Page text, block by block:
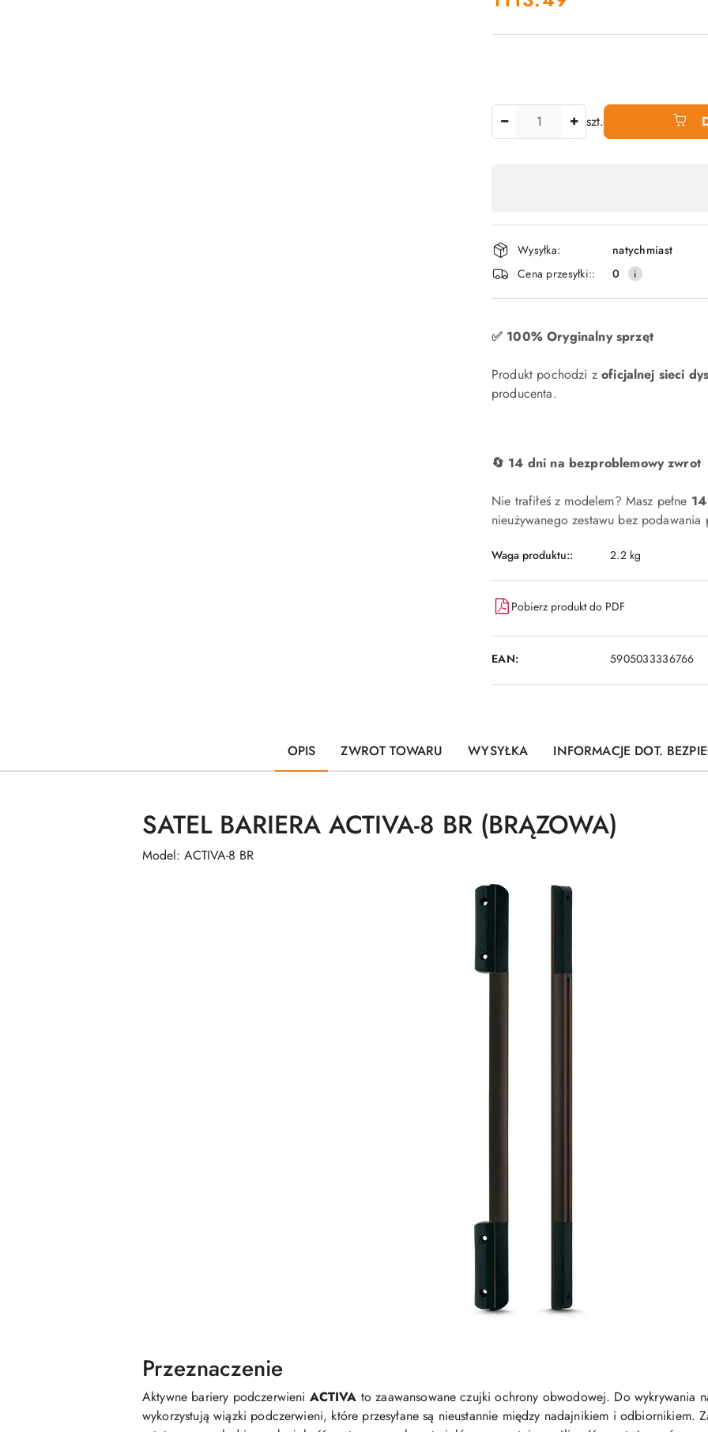
szt.
,
płatność
i
dostawa
Wysyłka:
natychmiast
Cena przesyłki::
0
✅ 100% Oryginalny sprzęt
Produkt pochodzi zoficjalnej sieci
producenta.
🔄 14 dni na bezproblemowy zwrot
Nie trafiłeś z modelem? Masz pełne
nieużywanego zestawu bez podawania
Waga produktu:: 2.2 kg
Pobierz produkt do PDF
EAN: 5905033336766
OPIS ZWROT TOWARU WYSYŁKA INFORMACJE DOT.
SATEL BARIERA ACTIVA-8 BR (BRĄZOWA)
Model: ACTIVA-8 BR
Przeznaczenie
Aktywne bariery podczerwieni ACTIVA to zaawansowane czujki ochrony obwodowej. Do wykrywania
wykorzystują wiązki podczerwieni, które przesyłane są nieustannie między nadajnikiem i odbiornikiem.